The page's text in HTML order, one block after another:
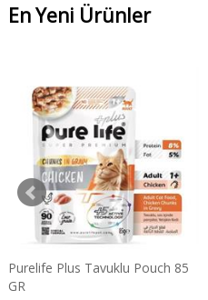
En Yeni Ürünler
Purelife Plus Tavuklu Pouch 85
GR